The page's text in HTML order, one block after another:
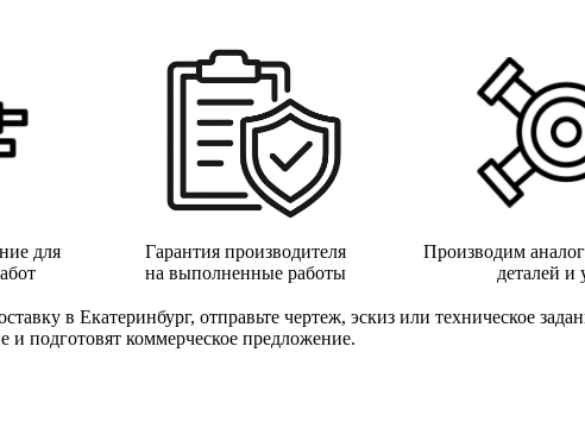
для
Гарантия производителя
на выполненные работы
Производим
деталей и
в Екатеринбург, отправьте чертеж, эскиз или техническое
подготовят коммерческое предложение.